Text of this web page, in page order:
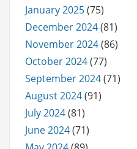
January 2025(75)
December 2024(81)
November 2024(86)
October 2024(77)
September 2024(71)
August 2024(91)
July 2024(81)
June 2024(71)